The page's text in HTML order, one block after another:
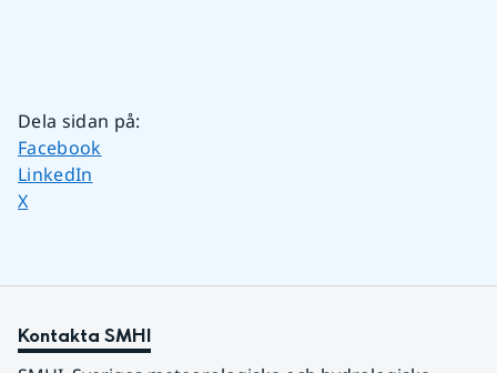
Dela sidan på:
Dela sidan på
Facebook
Dela sidan på
LinkedIn
Dela sidan på
X
Kontakta SMHI